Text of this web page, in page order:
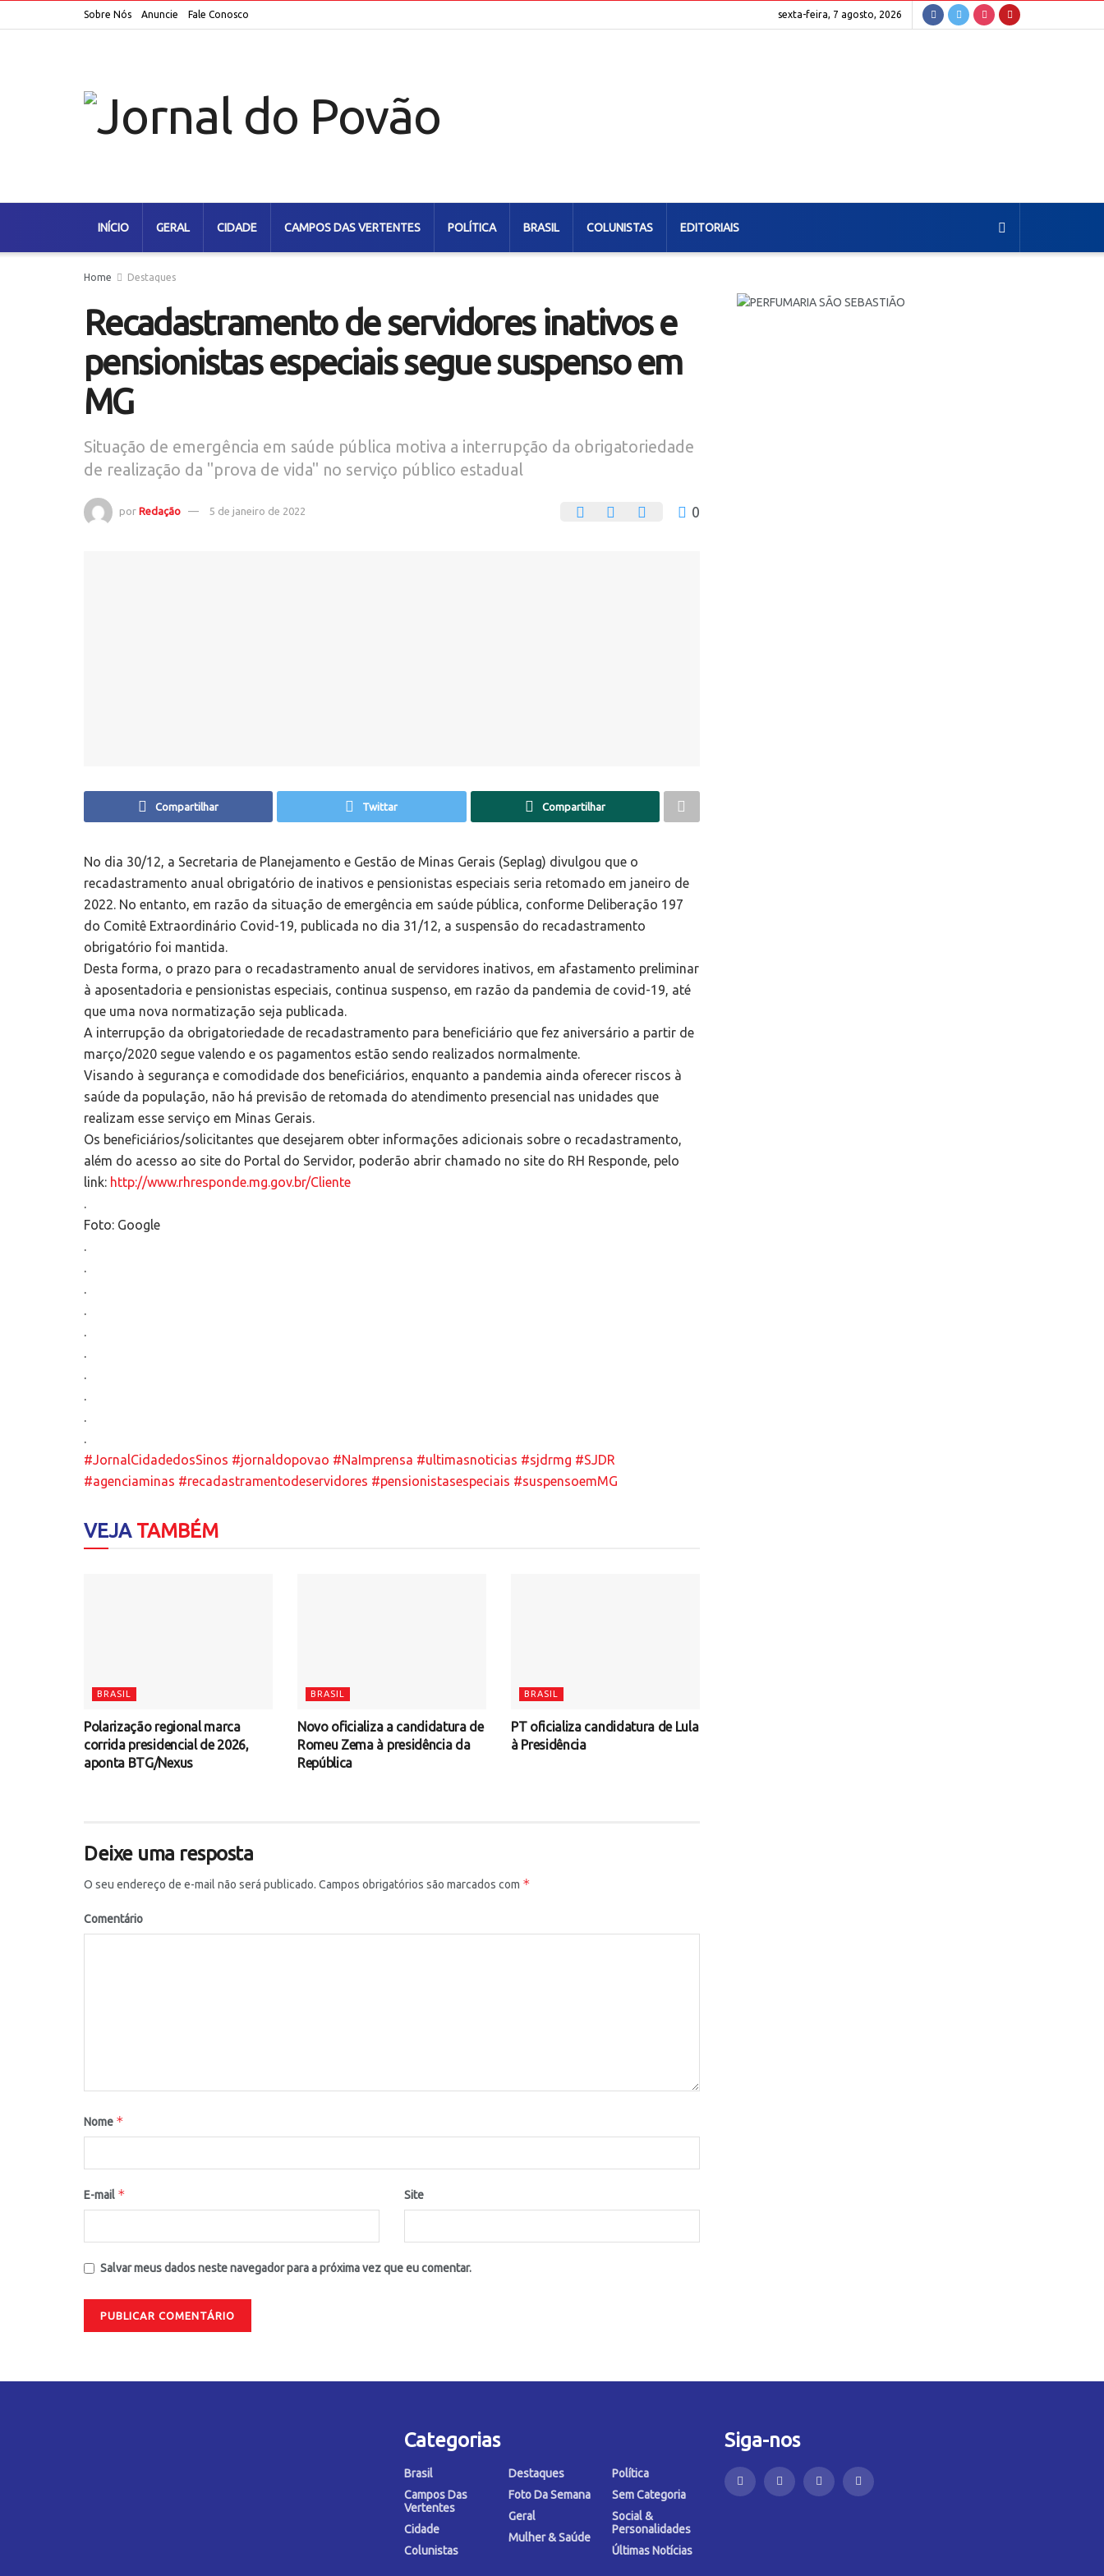
Sobre Nós Anuncie Fale Conosco sexta-feira, 7 agosto, 2026
INÍCIO GERAL CIDADE CAMPOS DAS VERTENTES POLÍTICA BRASIL COLUNISTAS EDITORIAIS
Home Destaques
Recadastramento de servidores inativos e
pensionistas especiais segue suspenso em
MG
Situação de emergência em saúde pública motiva a interrupção da obrigatoriedade
de realização da "prova de vida" no serviço público estadual
por Redação 5 de janeiro de 2022 0
Compartilhar Twittar Compartilhar
No dia 30/12, a Secretaria de Planejamento e Gestão de Minas Gerais (Seplag) divulgou que o
recadastramento anual obrigatório de inativos e pensionistas especiais seria retomado em janeiro de
2022. No entanto, em razão da situação de emergência em saúde pública, conforme Deliberação 197
do Comitê Extraordinário Covid-19, publicada no dia 31/12, a suspensão do recadastramento
obrigatório foi mantida.
Desta forma, o prazo para o recadastramento anual de servidores inativos, em afastamento preliminar
à aposentadoria e pensionistas especiais, continua suspenso, em razão da pandemia de covid-19, até
que uma nova normatização seja publicada.
A interrupção da obrigatoriedade de recadastramento para beneficiário que fez aniversário a partir de
março/2020 segue valendo e os pagamentos estão sendo realizados normalmente.
Visando à segurança e comodidade dos beneficiários, enquanto a pandemia ainda oferecer riscos à
saúde da população, não há previsão de retomada do atendimento presencial nas unidades que
realizam esse serviço em Minas Gerais.
Os beneficiários/solicitantes que desejarem obter informações adicionais sobre o recadastramento,
além do acesso ao site do Portal do Servidor, poderão abrir chamado no site do RH Responde, pelo
link: http://www.rhresponde.mg.gov.br/Cliente
.
Foto: Google
.
.
.
.
.
.
.
.
.
.
#JornalCidadedosSinos #jornaldopovao #NaImprensa #ultimasnoticias #sjdrmg #SJDR
#agenciaminas #recadastramentodeservidores #pensionistasespeciais #suspensoemMG
VEJATAMBÉM
BRASIL
Polarização regional marca
corrida presidencial de 2026,
aponta BTG/Nexus
BRASIL
Novo oficializa a candidatura de
Romeu Zema à presidência da
República
BRASIL
PT oficializa candidatura de Lula
à Presidência
Deixe uma resposta
O seu endereço de e-mail não será publicado. Campos obrigatórios são marcados com *
Comentário
Nome *
E-mail * Site
Salvar meus dados neste navegador para a próxima vez que eu comentar.
Categorias
Brasil
Campos Das
Vertentes
Cidade
Colunistas
Destaques
Foto Da Semana
Geral
Mulher & Saúde
Política
Sem Categoria
Social &
Personalidades
Últimas Notícias
Siga-nos